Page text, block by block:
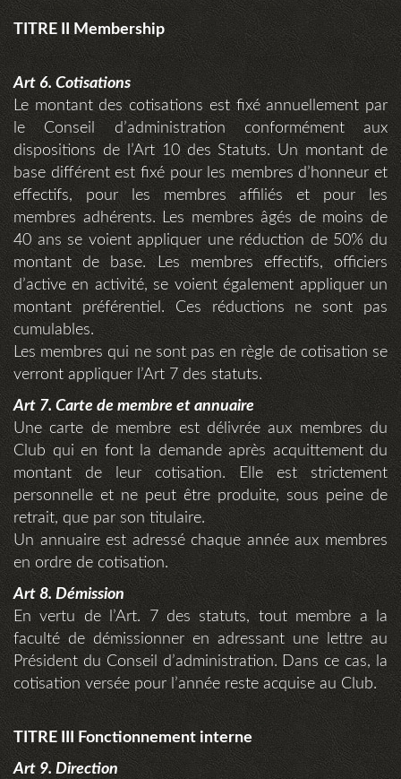
TITRE II Membership
Art 6. Cotisations
Le montant des cotisations est fixé annuellement par
le Conseil d’administration conformément aux
dispositions de l’Art 10 des Statuts. Un montant de
base différent est fixé pour les membres d’honneur et
effectifs, pour les membres affiliés et pour les
membres adhérents. Les membres âgés de moins de
40 ans se voient appliquer une réduction de 50% du
montant de base. Les membres effectifs, officiers
d’active en activité, se voient également appliquer un
montant préférentiel. Ces réductions ne sont pas
cumulables.
Les membres qui ne sont pas en règle de cotisation se
verront appliquer l’Art 7 des statuts.
Art 7. Carte de membre et annuaire
Une carte de membre est délivrée aux membres du
Club qui en font la demande après acquittement du
montant de leur cotisation. Elle est strictement
personnelle et ne peut être produite, sous peine de
retrait, que par son titulaire.
Un annuaire est adressé chaque année aux membres
en ordre de cotisation.
Art 8. Démission
En vertu de l’Art. 7 des statuts, tout membre a la
faculté de démissionner en adressant une lettre au
Président du Conseil d’administration. Dans ce cas, la
cotisation versée pour l’année reste acquise au Club.
TITRE III Fonctionnement interne
Art 9. Direction